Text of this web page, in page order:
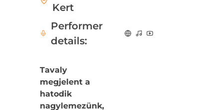
Kert
Performer
details:
Tavaly
megjelent a
hatodik
nagylemezünk,